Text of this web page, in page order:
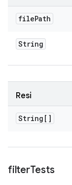
filePath
String
Resi
String[]
filterTests